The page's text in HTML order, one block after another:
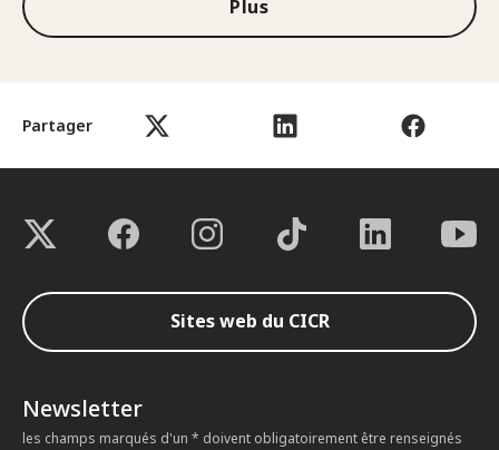
Partager
Plus
Sites web du CICR
Newsletter
les champs marqués d'un * doivent obligatoirement être renseignés